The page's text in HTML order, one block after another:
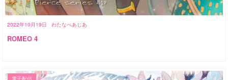
2022年10月19日 わたなべあじあ
ROMEO 4
電子配信